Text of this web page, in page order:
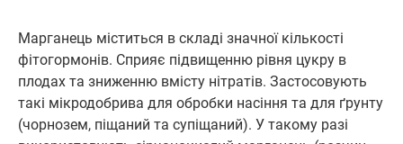
Марганець міститься в складі значної кількості
фітогормонів. Сприяє підвищенню рівня цукру в
плодах та зниженню вмісту нітратів. Застосовують
такі мікродобрива для обробки насіння та для ґрунту
(чорнозем, піщаний та супіщаний). У такому разі